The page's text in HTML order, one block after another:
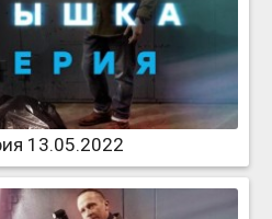
13.05.2022